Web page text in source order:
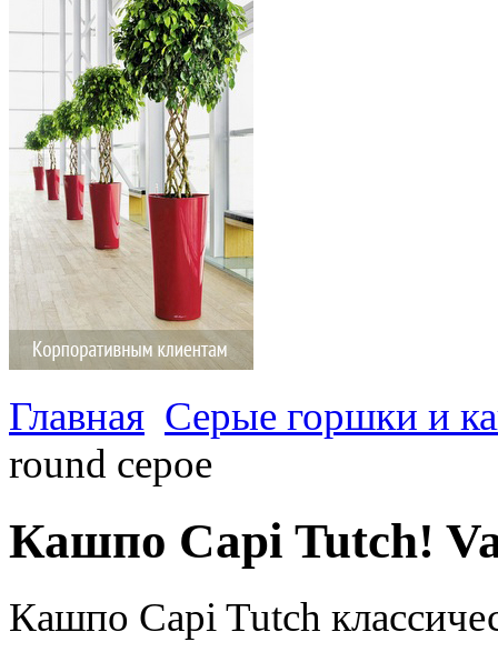
Главная Серые горшки и
round серое
Кашпо Capi Tutch!
Кашпо Capi Tutch